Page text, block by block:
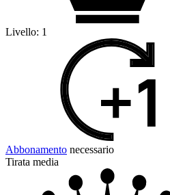
Livello: 1
Abbonamento necessario
Tirata media